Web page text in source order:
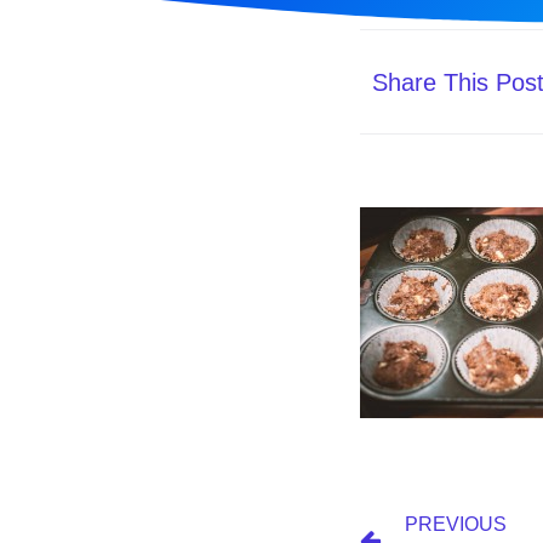
Share This Post
PREVIOUS